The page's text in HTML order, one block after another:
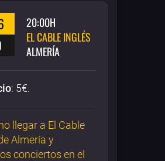
20:00H
EL CABLE INGLÉS
ALMERÍA
: 5€.
llegar a El Cable
Almería y
conciertos en el